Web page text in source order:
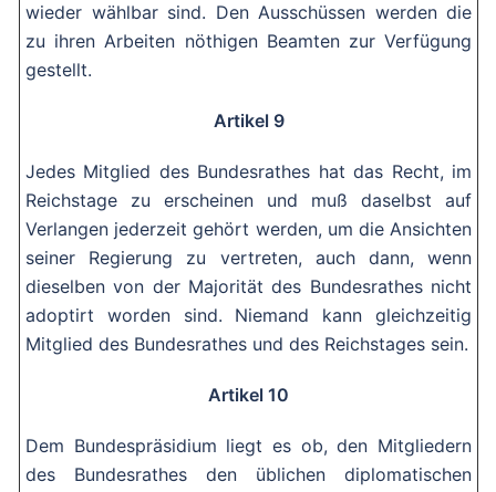
wieder wählbar sind. Den Ausschüssen werden die
zu ihren Arbeiten nöthigen Beamten zur Verfügung
gestellt.
Artikel 9
Jedes Mitglied des Bundesrathes hat das Recht, im
Reichstage zu erscheinen und muß daselbst auf
Verlangen jederzeit gehört werden, um die Ansichten
seiner Regierung zu vertreten, auch dann, wenn
dieselben von der Majorität des Bundesrathes nicht
adoptirt worden sind. Niemand kann gleichzeitig
Mitglied des Bundesrathes und des Reichstages sein.
Artikel 10
Dem Bundespräsidium liegt es ob, den Mitgliedern
des Bundesrathes den üblichen diplomatischen